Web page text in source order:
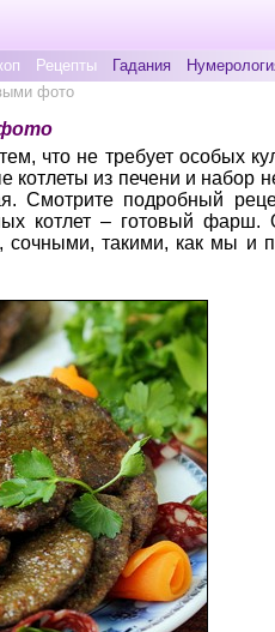
Рецепты Гадания
фото
что не требует особых
котлеты из печени и набор
Смотрите подробный
котлет – готовый фарш.
сочными, такими, как мы и